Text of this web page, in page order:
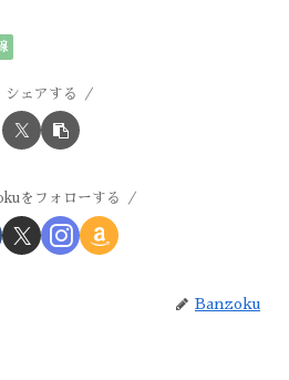
シェアする
をフォローする
Banzoku